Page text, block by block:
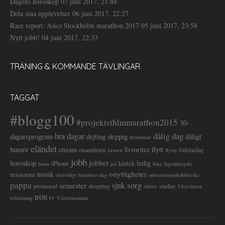
Dela sina upplevelser 06 juni 2017, 22:27
Race report: Asics Stockholm marathon 2017 05 juni 2017, 23:58
Nytt jobb! 04 juni 2017, 22:33
TRÄNING & KOMMANDE TÄVLINGAR
TAGGAT
#blogg100 #projektsthlmmarathon2015 30-
dagarsprogram bra dagar dejting deppig drömmar dålig dag dåligt
humör eländet ensam ensamheten favorit favoriter flytt flytta födelsedag
horoskop hosta iPhone jobb jobbet jul kärlek ledig lista lägenhetsjakt
missarna musik ofrivilligt barnlösas dag onyttigheter operationssjuksköterska
pappa promenad semester shopping sjuk sorg stress studier TJejvättern
tröstätning trött tv Vätternrundan